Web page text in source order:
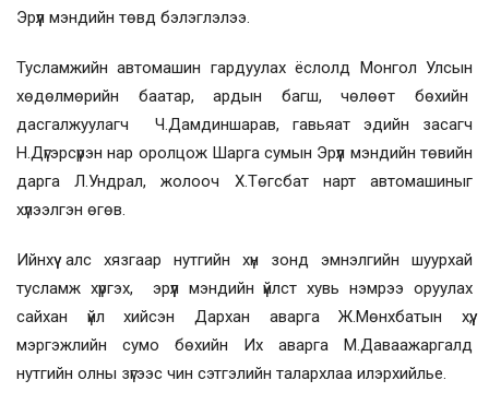
Эрүүл мэндийн төвд бэлэглэлээ.
Тусламжийн автомашин гардуулах ёслолд Монгол Улсын
хөдөлмөрийн баатар, ардын багш, чөлөөт бөхийн
дасгалжуулагч
Ч.Дамдиншарав, гавьяат эдийн засагч
Н.Дүгэрсүрэн нар оролцож Шарга сумын Эрүүл мэндийн төвийн
дарга Л.Ундрал, жолооч Х.Төгсбат нарт автомашиныг
хүлээлгэн өгөв.
Ийнхүү алс хязгаар нутгийн хүн зонд эмнэлгийн шуурхай
тусламж хүргэх,
эрүүл мэндийн үйлст хувь нэмрээ оруулах
сайхан үйл хийсэн Дархан аварга Ж.Мөнхбатын хүү,
мэргэжлийн сумо бөхийн Их аварга М.Даваажаргалд
нутгийн олны зүгээс чин сэтгэлийн талархлаа илэрхийлье.